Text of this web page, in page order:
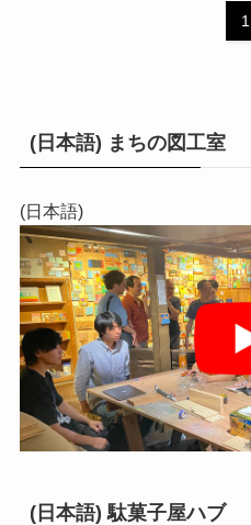
1
(日本語) まちの図工室
(日本語)
(日本語) 駄菓子屋ハブ